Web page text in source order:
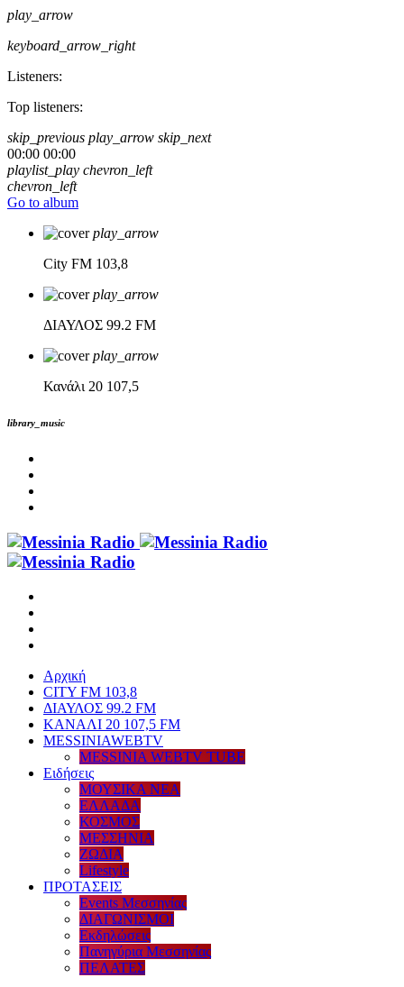
play_arrow
keyboard_arrow_right
Listeners:
Top listeners:
skip_previous play_arrow skip_next
00:00 00:00
playlist_play chevron_left
chevron_left
Go to album
play_arrow
City FM 103,8
play_arrow
ΔΙΑΥΛΟΣ 99.2 FM
play_arrow
Κανάλι 20 107,5
library_music
Αρχική
CITY FM 103,8
ΔΙΑΥΛΟΣ 99.2 FM
ΚΑΝΑΛΙ 20 107,5 FM
MESSINIAWEBTV
MESSINIA WEBTV TUBE
Eιδήσεις
ΜΟΥΣΙΚΑ ΝΕΑ
ΕΛΛΑΔΑ
ΚΟΣΜΟΣ
ΜΕΣΣΗΝΙΑ
ΖΩΔΙΑ
Lifestyle
ΠΡΟΤΑΣΕΙΣ
Events Μεσσηνίας
ΔΙΑΓΩΝΙΣΜΟΙ
Εκδηλώσεις
Πανηγύρια Μεσσηνίας
ΠΕΛΑΤΕΣ